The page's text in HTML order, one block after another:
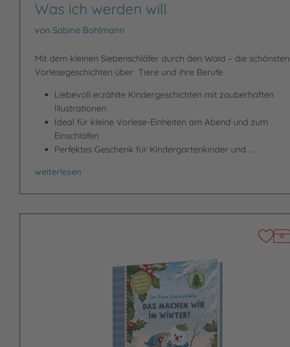
Was ich werden will
von Sabine Bohlmann
Mit dem kleinen Siebenschläfer durch den Wald – die schönsten
Vorlesegeschichten über Tiere und ihre Berufe
Liebevoll erzählte Kindergeschichten mit zauberhaften
Illustrationen
Ideal für kleine Vorlese-Einheiten am Abend und zum
Einschlafen
Perfektes Geschenk für Kindergartenkinder und …
Was ich werden will
weiterlesen